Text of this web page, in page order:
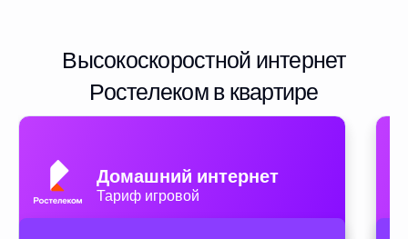
Высокоскоростной интернет
Ростелеком в квартире
Домашний интернет
Тариф игровой